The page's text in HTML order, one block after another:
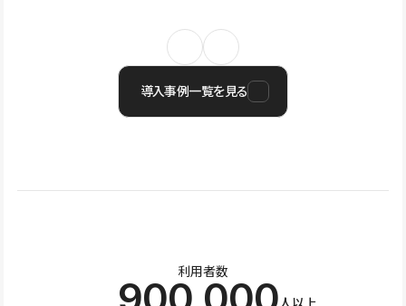
導入事例一覧を見る
利用者数
人以上